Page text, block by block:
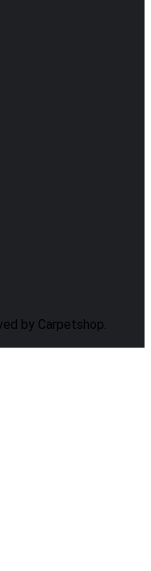
by Carpetshop.